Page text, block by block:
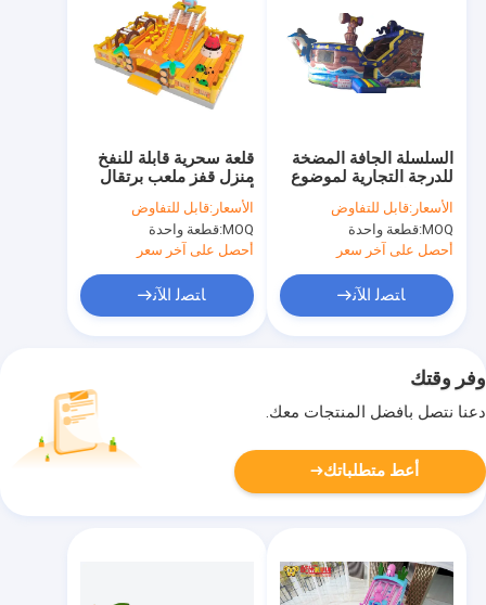
قلعة سحرية قابلة للنفخ
منزل قفز ملعب برتقال
أصفر
الأسعار:قابل للتفاوض
MOQ: قطعة واحدة
أحصل على آخر سعر
ﺎﺘﺼﻟ ﺍﻶﻧ
السلسلة الجافة المضخة
للدرجة التجارية لموضوع
سفينة القراصنة
الأسعار:قابل للتفاوض
MOQ: قطعة واحدة
أحصل على آخر سعر
ﺎﺘﺼﻟ ﺍﻶﻧ
وفر وقتك
دعنا نتصل بأفضل المنتجات معك.
أعط متطلباتك